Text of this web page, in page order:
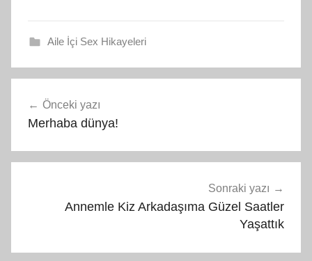
Aile İçi Sex Hikayeleri
gezinmesi
Önceki yazı
Merhaba dünya!
Sonraki yazı
Annemle Kiz Arkadaşıma Güzel Saatler
Yaşattık